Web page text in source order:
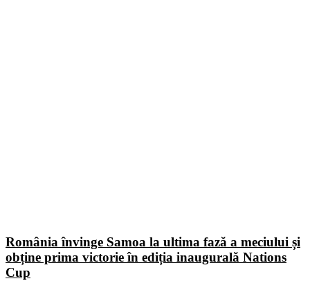
România învinge Samoa la ultima fază a meciului și
obține prima victorie în ediția inaugurală Nations
Cup